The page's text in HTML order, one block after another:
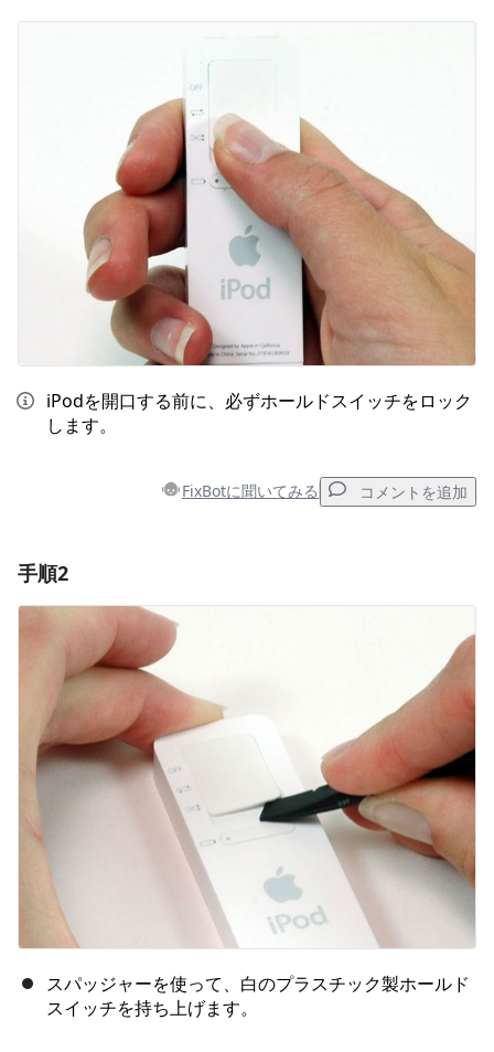
iPodを開口する前に、必ずホールドスイッチをロック
します。
FixBotに聞いてみる コメントを追加
コメントを追加
コメントを投稿
手順2
スパッジャーを使って、白のプラスチック製ホールド
スイッチを持ち上げます。